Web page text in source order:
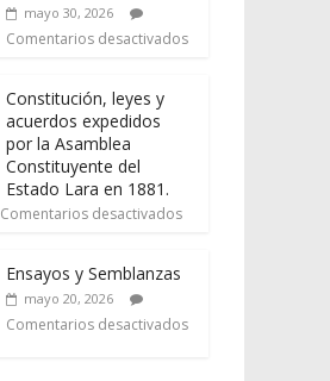
mayo 30, 2026
Comentarios desactivados
Constitución, leyes y
acuerdos expedidos
por la Asamblea
Constituyente del
Estado Lara en 1881.
Comentarios desactivados
Ensayos y Semblanzas
mayo 20, 2026
Comentarios desactivados